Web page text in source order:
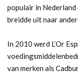
populair in Nederland
breidde uit naar
In 2010 werd L’Or
van merken als